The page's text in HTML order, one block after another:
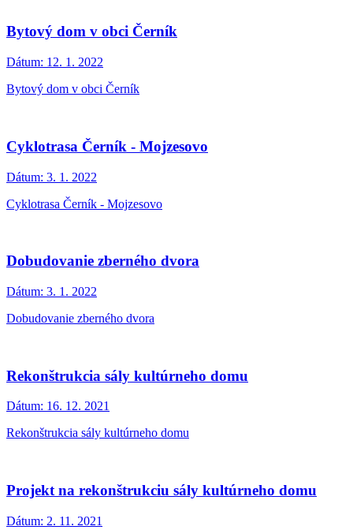
Bytový dom v obci Černík
Dátum: 12. 1. 2022
Bytový dom v obci Černík
Cyklotrasa Černík - Mojzesovo
Dátum: 3. 1. 2022
Cyklotrasa Černík - Mojzesovo
Dobudovanie zberného dvora
Dátum: 3. 1. 2022
Dobudovanie zberného dvora
Rekonštrukcia sály kultúrneho domu
Dátum: 16. 12. 2021
Rekonštrukcia sály kultúrneho domu
Projekt na rekonštrukciu sály kultúrneho domu
Dátum: 2. 11. 2021